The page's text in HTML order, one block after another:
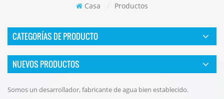
Casa / Productos
CATEGORÍAS DE PRODUCTO
NUEVOS PRODUCTOS
Somos un desarrollador, fabricante de agua bien establecido.